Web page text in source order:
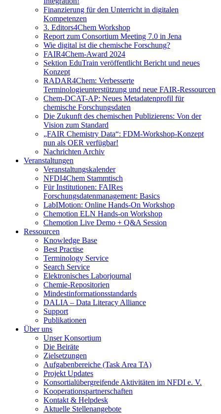
Finanzierung für den Unterricht in digitalen
Kompetenzen
3. Editors4Chem Workshop
Report zum Consortium Meeting 7.0 in Jena
Wie digital ist die chemische Forschung?
FAIR4Chem-Award 2024
Sektion EduTrain veröffentlicht Bericht und neues
Konzept
RADAR4Chem: Verbesserte
Terminologieunterstützung und neue FAIR-Ressourcen
Chem-DCAT-AP: Neues Metadatenprofil für
chemische Forschungsdaten
Die Zukunft des chemischen Publizierens: Von der
Vision zum Standard
„FAIR Chemistry Data“: FDM-Workshop-Konzept
nun als OER verfügbar!
Nachrichten Archiv
Veranstaltungen
Veranstaltungskalender
NFDI4Chem Stammtisch
Für Institutionen: FAIRes
Forschungsdatenmanagement: Basics
LabIMotion: Online Hands-On Workshop
Chemotion ELN Hands-on Workshop
Chemotion Live Demo + Q&A Session
Ressourcen
Knowledge Base
Best Practise
Terminology Service
Search Service
Elektronisches Laborjournal
Chemie-Repositorien
Mindestinformationsstandards
DALIA – Data Literacy Alliance
Support
Publikationen
Über uns
Unser Konsortium
Die Beiräte
Zielsetzungen
Aufgabenbereiche (Task Area TA)
Projekt Updates
Konsortialübergreifende Aktivitäten im NFDI e. V.
Kooperationspartnerschaften
Kontakt & Helpdesk
Aktuelle Stellenangebote